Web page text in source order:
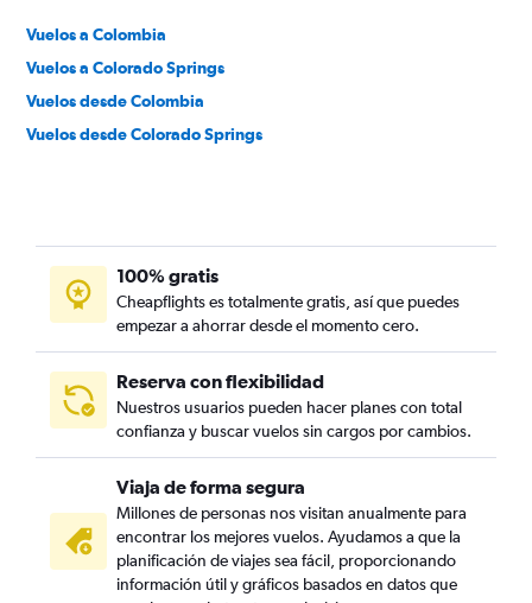
Vuelos a Colombia
Vuelos a Colorado Springs
Vuelos desde Colombia
Vuelos desde Colorado Springs
100% gratis
Cheapflights es totalmente gratis, así que puedes
empezar a ahorrar desde el momento cero.
Reserva con flexibilidad
Nuestros usuarios pueden hacer planes con total
confianza y buscar vuelos sin cargos por cambios.
Viaja de forma segura
Millones de personas nos visitan anualmente para
encontrar los mejores vuelos. Ayudamos a que la
planificación de viajes sea fácil, proporcionando
información útil y gráficos basados en datos que